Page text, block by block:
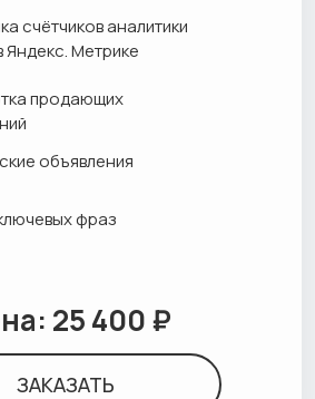
фраз
объявления
продающих
счётчиков аналитики
Яндекс. Метрике
25 400 ₽
ЗАКАЗАТЬ